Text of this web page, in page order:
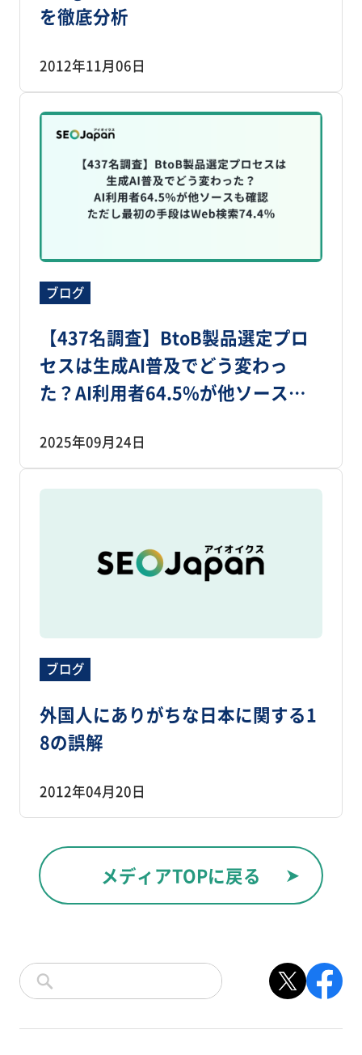
を徹底分析
2012年11月06日
ブログ
【437名調査】BtoB製品選定プロ
セスは生成AI普及でどう変わっ
た？AI利用者64.5%が他ソースも
索74.4％
2025年09月24日
ブログ
外国人にありがちな日本に関する1
8の誤解
2012年04月20日
メディアTOPに戻る